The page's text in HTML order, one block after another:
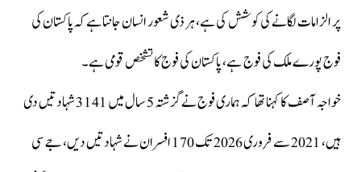
پر الزامات لگانے کی کوشش کی ہے، ہر ذی شعور انسان جانتا ہےکہ پاکستان کی
فوج پورے ملک کی فوج ہے، پاکستان کی فوج کا تشخص قومی ہے۔
خواجہ آصف کا کہنا تھا کہ ہماری فوج نےگزشتہ 5 سال میں 3141 شہادتیں دی
ہیں، 2021 سے فروری 2026 تک 170 افسران نے شہادتیں دیں، جے سی